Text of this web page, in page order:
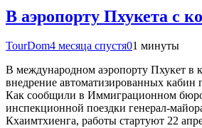
В аэропорту Пхукета с
TourDom4 месяца спустя01 минуты
В международном аэропорту Пхукет в
внедрение автоматизированных кабин
Как сообщили в Иммиграционном
инспекционной поездки генерал-
Кхаимтхиенга, работы стартуют 22